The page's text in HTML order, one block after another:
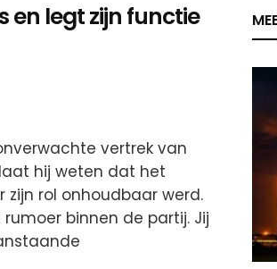
en legt zijn functie
vertrek van
hij weten dat het
rol onhoudbaar werd.
binnen de partij. Jij